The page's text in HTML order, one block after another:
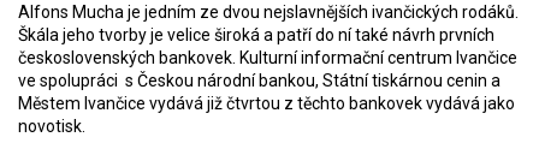
Alfons Mucha je jedním ze dvou nejslavnějších ivančických rodáků.
Škála jeho tvorby je velice široká a patří do ní také návrh prvních
československých bankovek. Kulturní informační centrum Ivančice
ve spolupráci s Českou národní bankou, Státní tiskárnou cenin a
Městem Ivančice vydává již čtvrtou z těchto bankovek vydává jako
novotisk.